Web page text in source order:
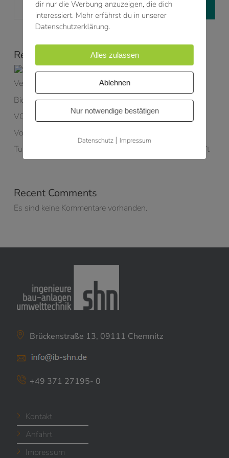
Recent Posts
35 Jahre SHN – 35 Jahre Ingenieurkompetenz,
Vertrauen und Teamgeist
Bioenergie kann mehr
VOXCLEAN – Hightech trifft Nachhaltigkeit
Volle Power – im Büro und auf der Strecke!
Tubis Gruppe – gemeinsam Richtung Kreislaufwirtschaft
Recent Comments
Es sind keine Kommentare vorhanden.
Brückenstraße 13, 09111 Chemnitz
+49 371 27195- 0
Kontakt
Anfahrt
Impressum
dir nur die Werbung anzuzeigen, die dich
interessiert. Mehr erfährst du in unserer
Datenschutzerklärung.
Alles zulassen
Ablehnen
Nur notwendige bestätigen
Datenschutz| Impressum